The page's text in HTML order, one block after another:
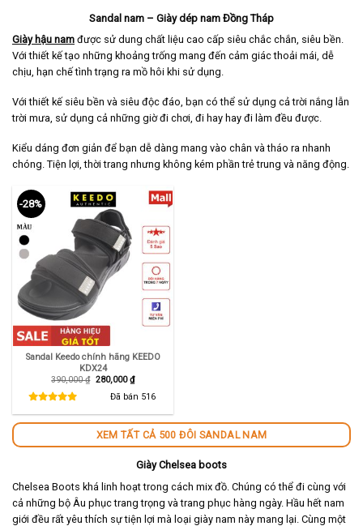
Sandal nam – Giày dép nam Đồng Tháp
Giày hậu nam được sử dung chất liệu cao cấp siêu chắc chắn, siêu bền.
Với thiết kế tạo những khoảng trống mang đến cảm giác thoải mái, dễ
chịu, hạn chế tình trạng ra mồ hôi khi sử dụng.
Với thiết kế siêu bền và siêu độc đáo, bạn có thể sử dụng cả trời nắng lẫn
trời mưa, sử dụng cả những giờ đi chơi, đi hay hay đi làm đều được.
Kiểu dáng đơn giản để bạn dễ dàng mang vào chân và tháo ra nhanh
chóng. Tiện lợi, thời trang nhưng không kém phần trẻ trung và năng động.
-28%
Sandal Keedo chính hãng KEEDO
KDX24
390,000₫ Giá
280,000₫Giá
hiện
tại
Đã bán 516
XEM TẤT CẢ 500 ĐÔI SANDAL NAM
Giày Chelsea boots
Chelsea Boots khá linh hoạt trong cách mix đồ. Chúng có thể đi cùng với
cả những bộ Âu phục trang trọng và trang phục hàng ngày. Hầu hết nam
giới đều rất yêu thích sự tiện lợi mà loại giày nam này mang lại. Cùng một